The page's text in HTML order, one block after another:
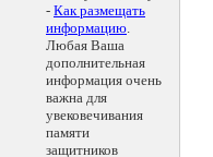
- Как размещать
информацию.
Любая Ваша
дополнительная
информация очень
важна для
увековечивания
памяти
защитников